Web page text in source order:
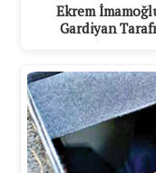
Ekrem
Gardiyan